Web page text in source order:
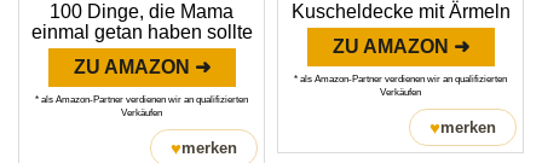
100 Dinge, die Mama
einmal getan haben sollte
ZU AMAZON ➜
* als Amazon-Partner verdienen wir an qualifizierten
Verkäufen
♥merken
Kuscheldecke mit Ärmeln
ZU AMAZON ➜
* als Amazon-Partner verdienen wir an qualifizierten
Verkäufen
♥merken